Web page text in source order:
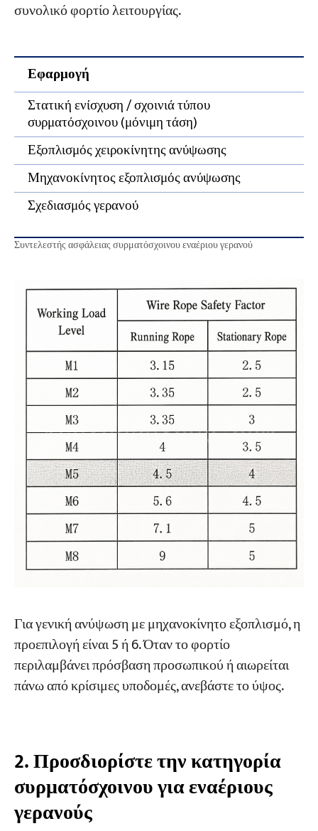
συνολικό φορτίο λειτουργίας.
Εφαρμογή
Στατική ενίσχυση / σχοινιά τύπου
συρματόσχοινου (μόνιμη τάση)
Εξοπλισμός χειροκίνητης ανύψωσης
Μηχανοκίνητος εξοπλισμός ανύψωσης
Σχεδιασμός γερανού
Συντελεστής ασφάλειας συρματόσχοινου εναέριου γερανού
Για γενική ανύψωση με μηχανοκίνητο εξοπλισμό, η
προεπιλογή είναι 5 ή 6. Όταν το φορτίο
περιλαμβάνει πρόσβαση προσωπικού ή αιωρείται
πάνω από κρίσιμες υποδομές, ανεβάστε το ύψος.
2. Προσδιορίστε την κατηγορία
συρματόσχοινου για εναέριους
γερανούς